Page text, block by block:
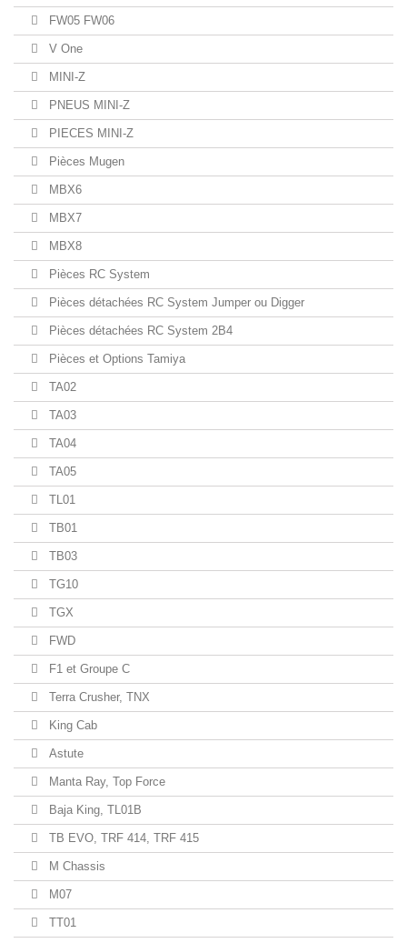
FW05 FW06
V One
MINI-Z
PNEUS MINI-Z
PIECES MINI-Z
Pièces Mugen
MBX6
MBX7
MBX8
Pièces RC System
Pièces détachées RC System Jumper ou Digger
Pièces détachées RC System 2B4
Pièces et Options Tamiya
TA02
TA03
TA04
TA05
TL01
TB01
TB03
TG10
TGX
FWD
F1 et Groupe C
Terra Crusher, TNX
King Cab
Astute
Manta Ray, Top Force
Baja King, TL01B
TB EVO, TRF 414, TRF 415
M Chassis
M07
TT01